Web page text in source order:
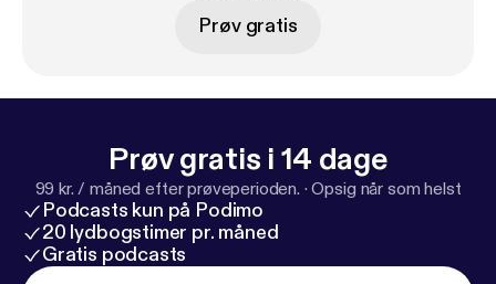
Prøv gratis
Prøv gratis i 14 dage
99 kr. / måned efter prøveperioden. ·Opsig når som helst
Podcasts kun på Podimo
20 lydbogstimer pr. måned
Gratis podcasts